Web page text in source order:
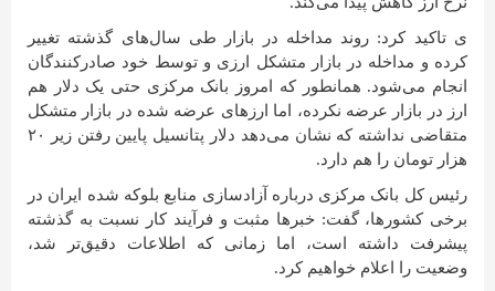
ی تاکید کرد: روند مداخله در بازار طی سال‌های گذشته تغییر
کرده و مداخله در بازار متشکل ارزی و توسط خود صادرکنندگان
انجام می‌شود. همانطور که امروز بانک مرکزی حتی یک دلار هم
ارز در بازار عرضه نکرده، اما ارزهای عرضه شده در بازار متشکل
متقاضی نداشته که نشان می‌دهد دلار پتانسیل پایین رفتن زیر ۲۰
هزار تومان را هم دارد.
رئیس کل بانک مرکزی درباره آزادسازی منابع بلوکه شده ایران در
برخی کشورها، گفت: خبرها مثبت و فرآیند کار نسبت به گذشته
پیشرفت داشته است، اما زمانی که اطلاعات دقیق‌تر شد،
وضعیت را اعلام خواهیم کرد.